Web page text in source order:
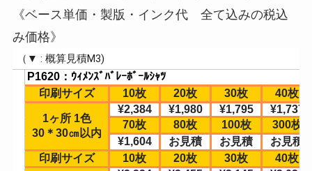
《ベース単価・製版・インク代 全て込みの税込
み価格》